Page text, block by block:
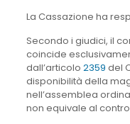
La Cassazione ha
Secondo i giudici, il
coincide
dall’articolo 2359 del
disponibilità della
nell’assemblea
non equivale al